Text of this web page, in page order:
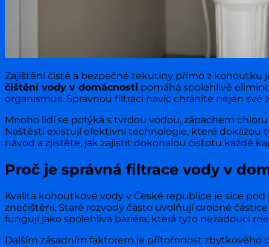
Zajištění čisté a bezpečné tekutiny přímo z kohoutku
čištění vody v domácnosti pomáhá spolehlivě
organismus. Správnou filtrací navíc chráníte nejen
Mnoho lidí se potýká s tvrdou vodou, zápachem
Naštěstí existují efektivní technologie, které dokážou
návod a zjistěte, jak zajistit dokonalou čistotu každé
Proč je správná filtrace vody v
Kvalita kohoutkové vody v České republice je sice
znečištění. Staré rozvody často uvolňují drobné
fungují jako spolehlivá bariéra, která tyto nežádoucí
Dalším zásadním faktorem je přítomnost zbytkového